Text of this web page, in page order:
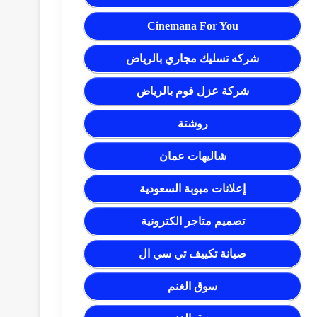
Cinemana For You
شركه تسليك مجاري بالرياض
شركة عزل فوم بالرياض
روشتة
شاليهات عمان
إعلانات مبوبة السعودية
تصميم متاجر الكترونية
صيانة تكييف تي سي ال
سوق الغنم